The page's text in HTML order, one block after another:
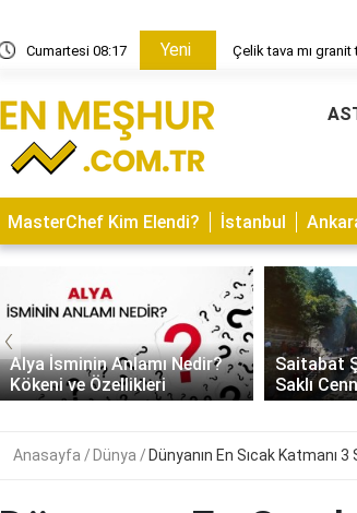
Cumartesi 08:17 Yeni Çelik tava mı granit
MasterChef Kim Elendi? İstanbul
Saitabat Şelalesi Bursa’nın
Saklı Cenneti
Falda
Anlama
‹
Anasayfa Dünya Dünyanın En Sıcak Katmanı 3